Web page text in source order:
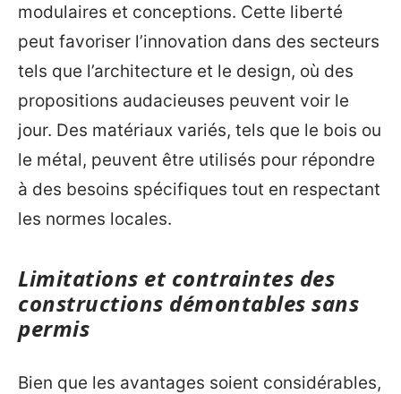
modulaires et conceptions. Cette liberté
peut favoriser l’innovation dans des secteurs
tels que l’architecture et le design, où des
propositions audacieuses peuvent voir le
jour. Des matériaux variés, tels que le bois ou
le métal, peuvent être utilisés pour répondre
à des besoins spécifiques tout en respectant
les normes locales.
Limitations et contraintes des
constructions démontables sans
permis
Bien que les avantages soient considérables,